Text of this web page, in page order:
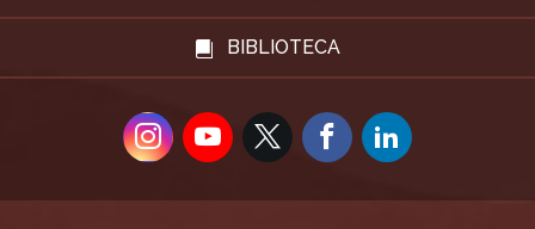
BIBLIOTECA